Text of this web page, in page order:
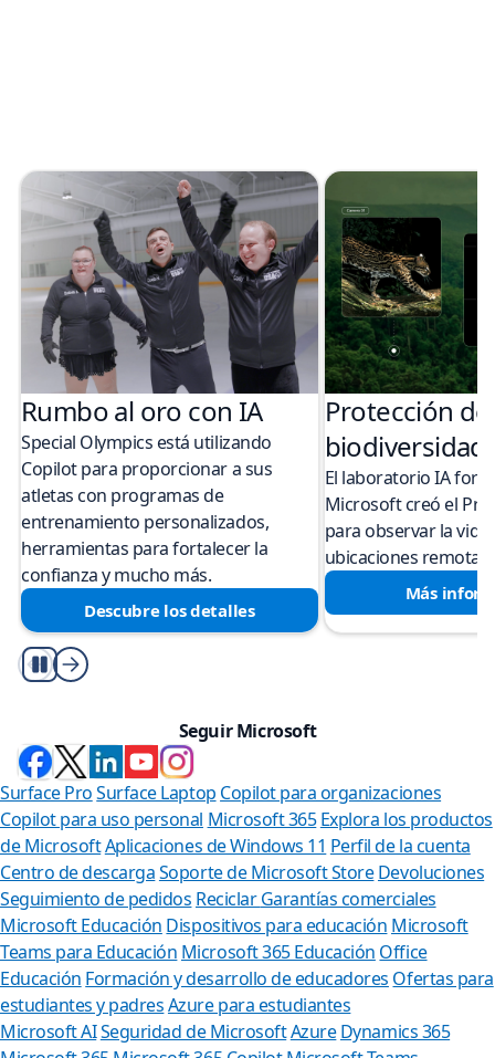
Rumbo al oro con IA
Special Olympics está utilizando
Copilot para proporcionar a sus
atletas con programas de
entrenamiento personalizados,
herramientas para fortalecer la
confianza y mucho más.
Descubre los detalles
Protección
biodiversidad
El laboratorio IA for
Microsoft creó el
para observar la vida
ubicaciones remotas.
Más
Reproducir/Pausa
Seguir Microsoft
Surface ProSurface Laptop Copilot para organizaciones
Copilot para uso personal Microsoft 365 Explora los productos
de MicrosoftAplicaciones de Windows 11 Perfil de la cuenta
Centro de descargaSoporte de Microsoft Store Devoluciones
Seguimiento de pedidos ReciclarGarantías comerciales
Microsoft Educación Dispositivos para educación Microsoft
Teams para Educación Microsoft 365 Educación Office
Educación Formación y desarrollo de educadores Ofertas para
estudiantes y padresAzure para estudiantes
Microsoft AISeguridad de MicrosoftAzure Dynamics 365